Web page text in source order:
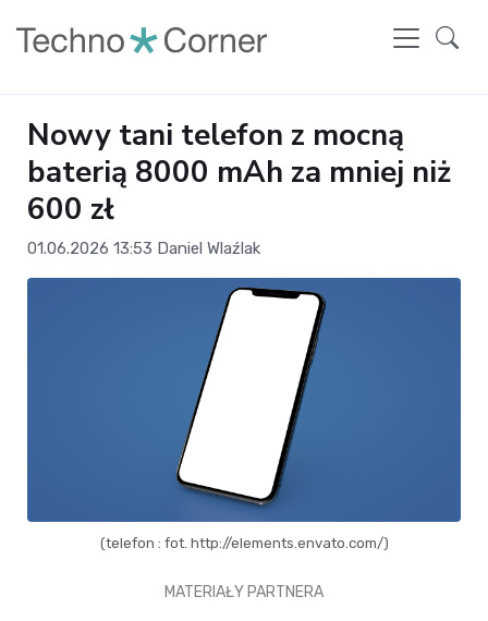
Nowy tani telefon z mocną
baterią 8000 mAh za mniej niż
600 zł
01.06.2026 13:53 Daniel Wlaźlak
(telefon : fot. http://elements.envato.com/)
MATERIAŁY PARTNERA